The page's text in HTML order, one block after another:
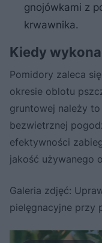
gnojówkami z
krwawnika.
Kiedy
Pomidory zaleca
okresie oblotu
gruntowej należy
bezwietrznej
efektywności
jakość używanego
Galeria zdjęć:
pielęgnacyjne przy